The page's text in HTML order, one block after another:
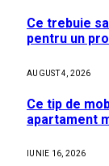
Ce trebuie
pentru un
AUGUST 4, 2026
Ce tip de
apartament
IUNIE 16, 2026